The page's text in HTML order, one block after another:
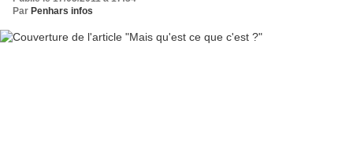
Par Penhars infos